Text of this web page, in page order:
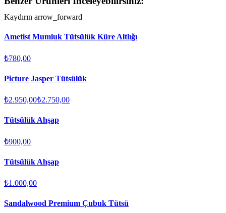
Kaydırın arrow_forward
Ametist Mumluk Tütsülük Küre Altlığı
₺780,00
Picture Jasper Tütsülük
₺2.950,00₺2.750,00
Tütsülük Ahşap
₺900,00
Tütsülük Ahşap
₺1.000,00
Sandalwood Premium Çubuk Tütsü